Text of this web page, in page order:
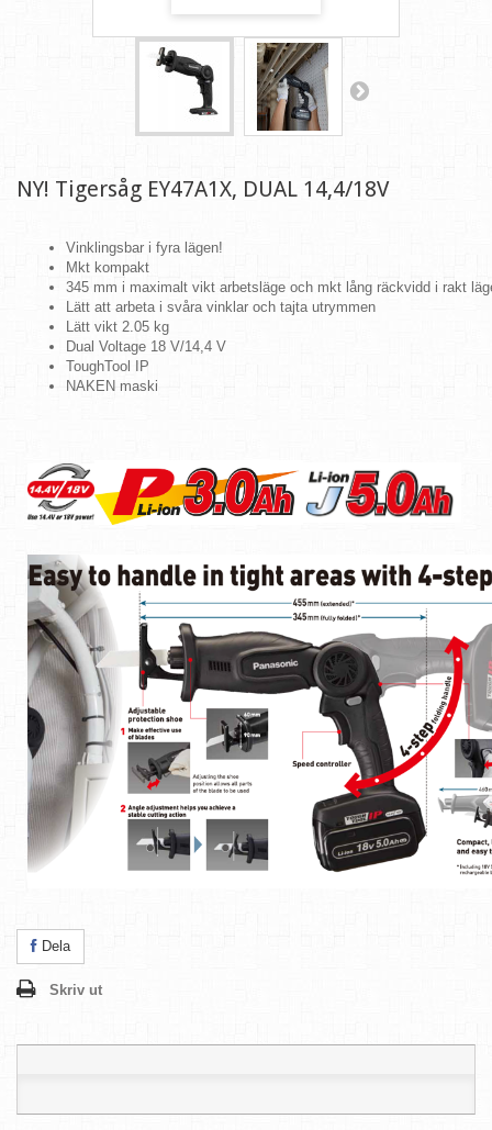
NY! Tigersåg EY47A1X, DUAL 14,4/18V
Vinklingsbar i fyra lägen!
Mkt kompakt
345 mm i maximalt vikt arbetsläge och mkt lång räckvidd i rakt
Lätt att arbeta i svåra vinklar och tajta utrymmen
Lätt vikt 2.05 kg
Dual Voltage 18 V/14,4 V
ToughTool IP
NAKEN maski
Dela
Skriv ut